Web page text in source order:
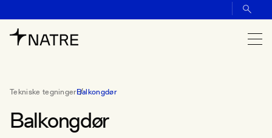
Tekniske tegningerBalkongdør
Balkongdør